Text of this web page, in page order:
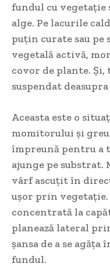
fundul cu vegetație
alge. Pe lacurile
puțin curate sau pe
vegetală activă,
covor de plante. Și,
suspendat
Aceasta este o
momitorului și
împreună pentru a
ajunge pe substrat.
vârf ascuțit în
ușor prin vegetație.
concentrată la
planează lateral
șansa de a se
fundul.